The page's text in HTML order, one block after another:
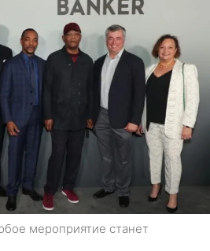
мероприятие станет